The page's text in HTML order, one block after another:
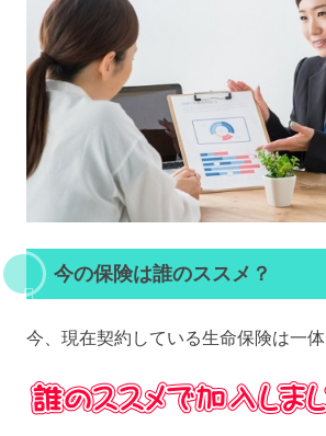
今の保険は誰のススメ？
今、現在契約している生命保険は一体